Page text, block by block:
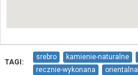
TAGI:
srebro kamienie-naturalne
recznie-wykonana
orientalna